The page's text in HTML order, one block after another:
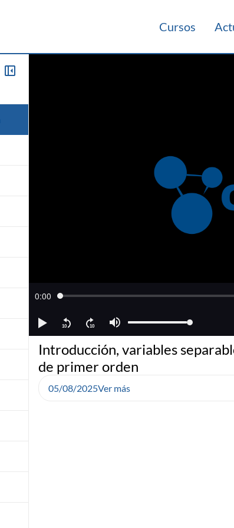
Cursos
Introducción, variables
de primer orden
05/08/2025Ver más